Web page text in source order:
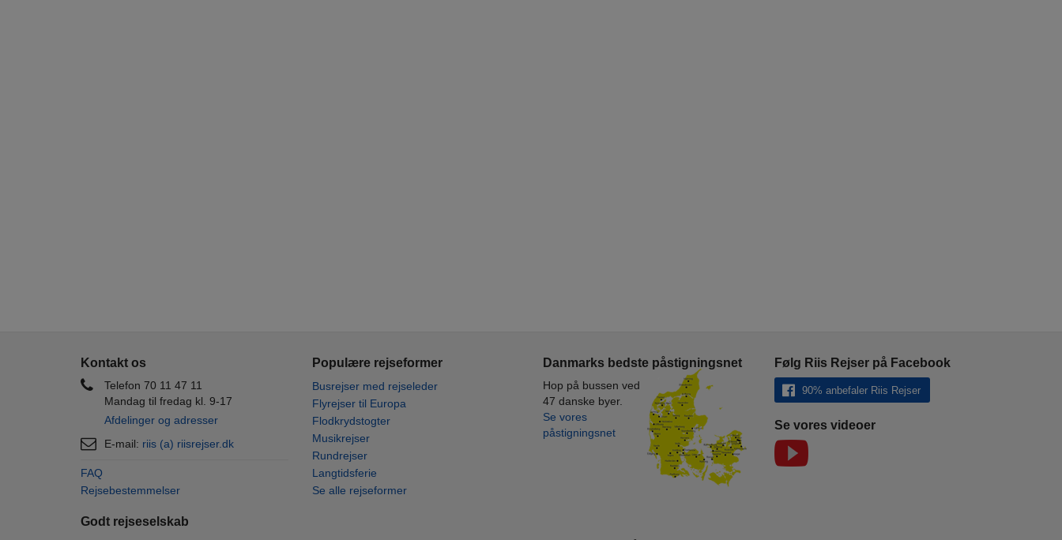
Kontakt os
Telefon 70 11 47 11
Mandag til fredag kl. 9-17
Afdelinger og adresser
E-mail: riis (a) riisrejser.dk
FAQ
Rejsebestemmelser
Populære rejseformer
Busrejser med rejseleder
Flyrejser til Europa
Flodkrydstogter
Musikrejser
Rundrejser
Langtidsferie
Se alle rejseformer
Danmarks bedste påstigningsnet
Hop på bussen ved
47 danske byer.
Se vores
påstigningsnet
Følg Riis Rejser på Facebook
90% anbefaler Riis Rejser
Se vores videoer
Godt rejseselskab